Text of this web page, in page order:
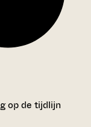
op de tijdlijn